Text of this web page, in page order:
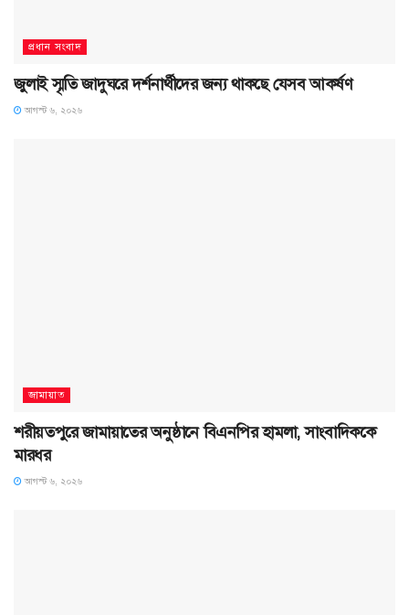
প্রধান সংবাদ
জুলাই স্মৃতি জাদুঘরে দর্শনার্থীদের জন্য থাকছে যেসব আকর্ষণ
আগস্ট ৬, ২০২৬
জামায়াত
শরীয়তপুরে জামায়াতের অনুষ্ঠানে বিএনপির হামলা, সাংবাদিককে
মারধর
আগস্ট ৬, ২০২৬